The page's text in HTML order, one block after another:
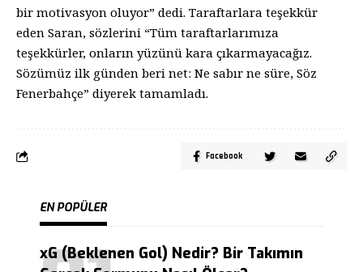
bir motivasyon oluyor” dedi. Taraftarlara teşekkür
eden Saran, sözlerini “Tüm taraftarlarımıza
teşekkürler, onların yüzünü kara çıkarmayacağız.
Sözümüz ilk günden beri net: Ne sabır ne süre, Söz
Fenerbahçe” diyerek tamamladı.
Facebook
EN POPÜLER
xG (Beklenen Gol) Nedir? Bir Takımın